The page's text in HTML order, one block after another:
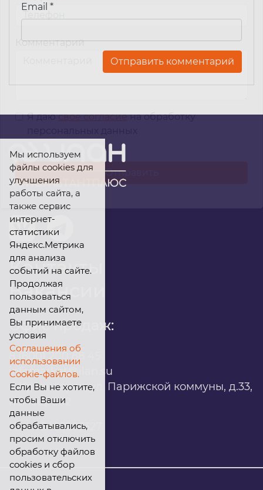
Email *
Контакты
Вакансии
Офис продаж:
infomarket@ilan.su
г. Красноярск, ул. Парижской коммуны, д.33,
помещ. 302
ИНН: 2465263327
Комментарий
Я даюсвое согласиена обработку
Мы используем
файлы cookies для
улучшения
работы сайта, а
также сервис
интернет-
статистики
Яндекс.Метрика
для анализа
событий на сайте.
Продолжая
пользоваться
данным сайтом,
Вы принимаете
условия
Соглашения об
использовании
Cookie-файлов.
Если Вы не хотите,
чтобы Ваши
данные
обрабатывались,
просим отключить
обработку файлов
cookies и сбор
пользовательских